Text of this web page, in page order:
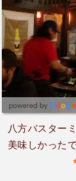
八方バスター
美味しかった